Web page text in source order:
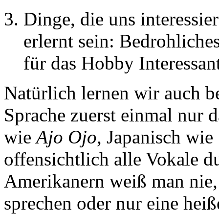
Dinge, die uns
erlernt sein:
für das Hobby
Natürlich lernen wir auch
Sprache zuerst einmal nur
wieAjo Ojo, Japanisch wie
offensichtlich alle Vokale
Amerikanern weiß man
sprechen oder nur eine